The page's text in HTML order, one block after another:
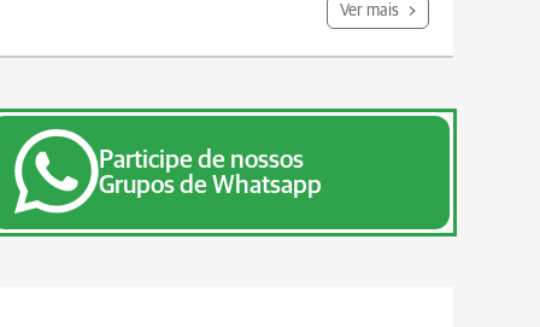
Ver mais
Participe de nossos
Grupos de Whatsapp